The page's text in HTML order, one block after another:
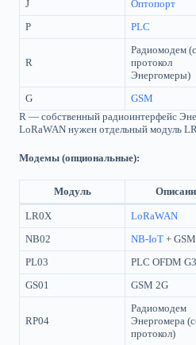
J
Оптопорт
P
PLC
R
Радиомодем
протокол
Энергомеры)
G GSM
R — собственный радиоинтерфейс
LoRaWAN нужен отдельный модуль
Модемы (опциональные):
Модуль
LR0X LoRaWAN
NB02
NB-IoT+
PL03
PLC OFDM G3
GS01
GSM 2G
RP04
Радиомодем
Энергомера
протокол)